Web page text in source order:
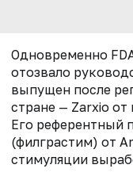
Одновременно
отозвало
выпущен после
стране — Zarxio
Его референтный
(филграстим) от
стимуляции